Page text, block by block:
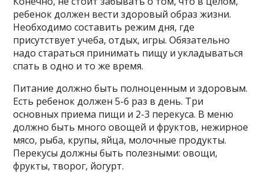
ребенок должен вести здоровый образ жизни.
Необходимо составить режим дня, где
присутствует учеба, отдых, игры. Обязательно
надо стараться принимать пищу и укладываться
спать в одно и то же время.
Питание должно быть полноценным и здоровым.
Есть ребенок должен 5-6 раз в день. Три
основных приема пищи и 2-3 перекуса. В меню
должно быть много овощей и фруктов, нежирное
мясо, рыба, крупы, яйца, молочные продукты.
Перекусы должны быть полезными: овощи,
фрукты, творог, йогурт.